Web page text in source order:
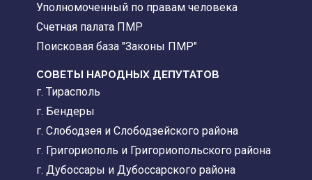
Уполномоченный по правам человека
Счетная палата ПМР
Поисковая база "Законы ПМР"
СОВЕТЫ НАРОДНЫХ ДЕПУТАТОВ
г. Тирасполь
г. Бендеры
г. Слободзея и Слободзейского района
г. Григориополь и Григориопольского района
г. Дубоссары и Дубоссарского района